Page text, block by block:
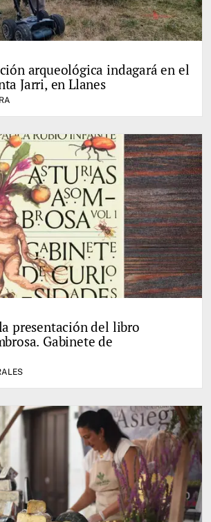
arqueológica indagará en el
Jarri, en Llanes
presentación del libro
Gabinete de